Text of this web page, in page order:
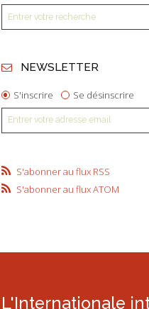
NEWSLETTER
S'inscrire Se désinscrire
S'abonner au flux RSS
S'abonner au flux ATOM
L'Internationale